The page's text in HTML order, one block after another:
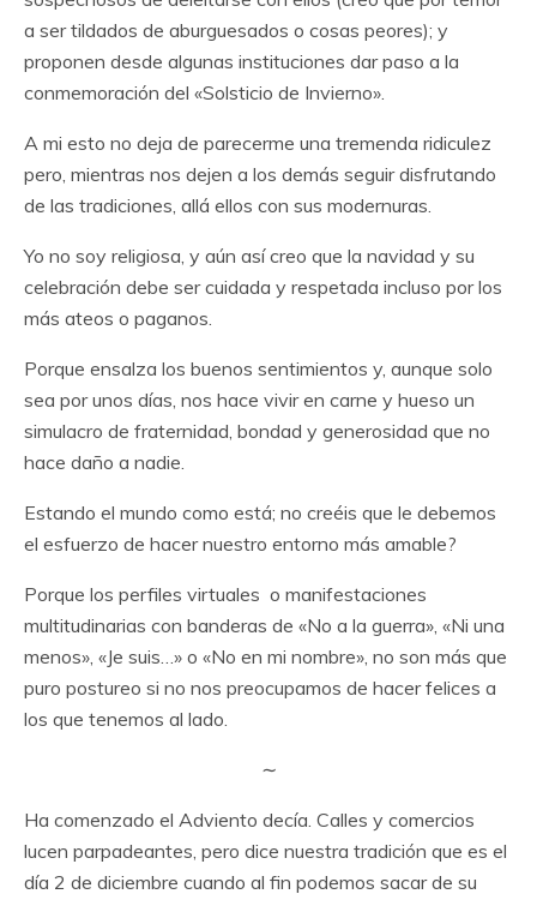
a ser tildados de aburguesados o cosas peores); y
proponen desde algunas instituciones dar paso a la
conmemoración del «Solsticio de Invierno».
A mi esto no deja de parecerme una tremenda ridiculez
pero, mientras nos dejen a los demás seguir disfrutando
de las tradiciones, allá ellos con sus modernuras.
Yo no soy religiosa, y aún así creo que la navidad y su
celebración debe ser cuidada y respetada incluso por los
más ateos o paganos.
Porque ensalza los buenos sentimientos y, aunque solo
sea por unos días, nos hace vivir en carne y hueso un
simulacro de fraternidad, bondad y generosidad que no
hace daño a nadie.
Estando el mundo como está; no creéis que le debemos
el esfuerzo de hacer nuestro entorno más amable?
Porque los perfiles virtuales o manifestaciones
multitudinarias con banderas de «No a la guerra», «Ni una
menos», «Je suis…» o «No en mi nombre», no son más que
puro postureo si no nos preocupamos de hacer felices a
los que tenemos al lado.
∼
Ha comenzado el Adviento decía. Calles y comercios
lucen parpadeantes, pero dice nuestra tradición que es el
día 2 de diciembre cuando al fin podemos sacar de su